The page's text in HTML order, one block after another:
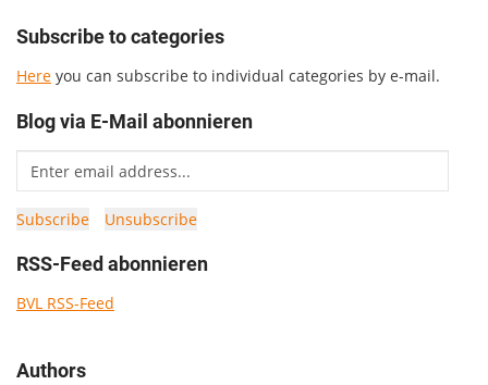
Subscribe to categories
Here you can subscribe to individual categories by e-mail.
Blog via E-Mail abonnieren
RSS-Feed abonnieren
BVL RSS-Feed
Authors